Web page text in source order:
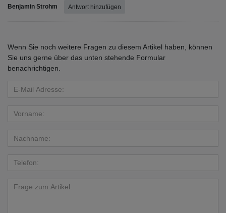
Benjamin Strohm Antwort hinzufügen
Wenn Sie noch weitere Fragen zu diesem Artikel haben, können
Sie uns gerne über das unten stehende Formular
benachrichtigen.